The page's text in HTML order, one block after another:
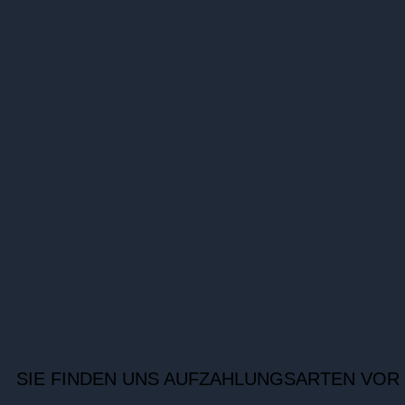
SIE FINDEN UNS AUFZAHLUNGSARTEN VOR